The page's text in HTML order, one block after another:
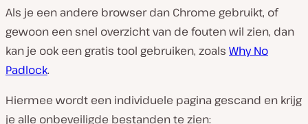
Als je een andere browser dan Chrome gebruikt, of
gewoon een snel overzicht van de fouten wil zien, dan
kan je ook een gratis tool gebruiken, zoals Why No
Padlock.
Hiermee wordt een individuele pagina gescand en krijg
je alle onbeveiligde bestanden te zien: